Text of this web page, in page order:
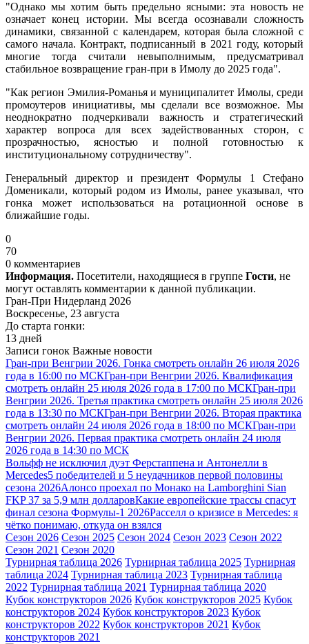
"Однако мы хотим быть предельно ясными: эта новость не
означает конец истории. Мы всегда осознавали сложность
динамики, связанной с календарем, которая была сложной с
самого начала. Контракт, подписанный в 2021 году, который
многие тогда считали невыполнимым, предусматривал
стабильное возвращение гран-при в Имолу до 2025 года".
"Как регион Эмилия-Романья и муниципалитет Имолы, среди
промоутеров инициативы, мы сделали все возможное. Мы
неоднократно подчеркивали важность и стратегический
характер вопроса для всех задействованных сторон, с
прозрачностью, ясностью и полной готовностью к
институциональному сотрудничеству".
Генеральный директор и президент Формулы 1 Стефано
Доменикали, который родом из Имолы, ранее указывал, что
гонка может использоваться на ротационной основе в
ближайшие годы.
0
70
0 комментариев
Информация. Посетители, находящиеся в группе Гости, не
могут оставлять комментарии к данной публикации.
Гран-При Нидерланд 2026
Воскресенье, 23 августа
До старта гонки:
13 дней
Записи гонок Важные новости
Гран-при Венгрии 2026. Гонка смотреть онлайн 26 июля 2026
года в 16:00 по МСКГран-при Венгрии 2026. Квалификация
смотреть онлайн 25 июля 2026 года в 17:00 по МСКГран-при
Венгрии 2026. Третья практика смотреть онлайн 25 июля 2026
года в 13:30 по МСКГран-при Венгрии 2026. Вторая практика
смотреть онлайн 24 июля 2026 года в 18:00 по МСКГран-при
Венгрии 2026. Первая практика смотреть онлайн 24 июля
2026 года в 14:30 по МСК
Вольфф не исключил дуэт Ферстаппена и Антонелли в
Mercedes5 победителей и 5 неудачников первой половины
сезона 2026Алонсо проехал по Монако на Lamborghini Sian
FKP 37 за 5,9 млн долларовКакие европейские трассы спасут
финал сезона Формулы-1 2026Расселл о кризисе в Mercedes: я
чётко понимаю, откуда он взялся
Сезон 2026 Сезон 2025 Сезон 2024 Сезон 2023 Сезон 2022
Сезон 2021 Сезон 2020
Турнирная таблица 2026 Турнирная таблица 2025 Турнирная
таблица 2024 Турнирная таблица 2023 Турнирная таблица
2022 Турнирная таблица 2021 Турнирная таблица 2020
Кубок конструкторов 2026 Кубок конструкторов 2025 Кубок
конструкторов 2024 Кубок конструкторов 2023 Кубок
конструкторов 2022 Кубок конструкторов 2021 Кубок
конструкторов 2021